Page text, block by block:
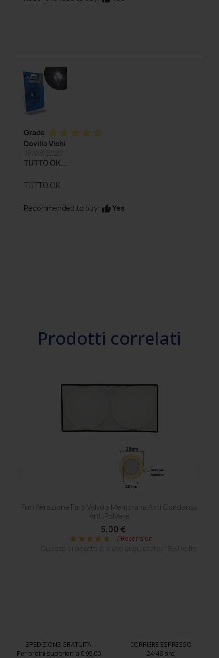
Grade star star star star star
Dovilio Vichi
TUTTO OK...
TUTTO OK
Recommended to buy: thumb_upYes
Prodotti correlati
Film Aerazione Faro Valvola Membrana Anti Condensa
Anti Polvere
5,00 €
star star star star star 7 Recensioni
SPEDIZIONE GRATUITA
Per ordini superiori a € 99,00
CORRIERE ESPRESSO
24/48 ore